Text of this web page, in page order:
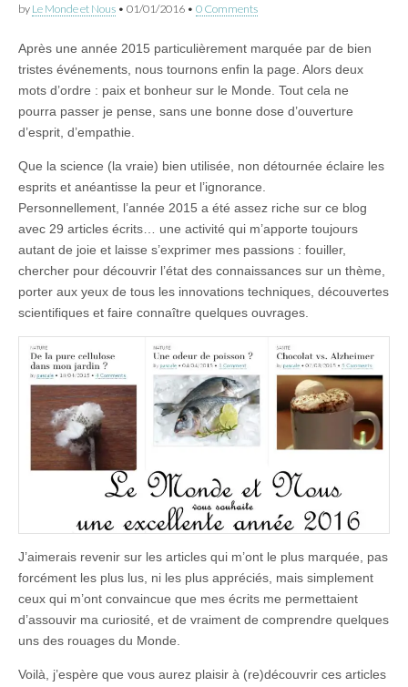
by Le Monde et Nous • 01/01/2016 • 0 Comments
Après une année 2015 particulièrement marquée par de bien
tristes événements, nous tournons enfin la page. Alors deux
mots d’ordre : paix et bonheur sur le Monde. Tout cela ne
pourra passer je pense, sans une bonne dose d’ouverture
d’esprit, d’empathie.
Que la science (la vraie) bien utilisée, non détournée éclaire les
esprits et anéantisse la peur et l’ignorance.
Personnellement, l’année 2015 a été assez riche sur ce blog
avec 29 articles écrits… une activité qui m’apporte toujours
autant de joie et laisse s’exprimer mes passions : fouiller,
chercher pour découvrir l’état des connaissances sur un thème,
porter aux yeux de tous les innovations techniques, découvertes
scientifiques et faire connaître quelques ouvrages.
J’aimerais revenir sur les articles qui m’ont le plus marquée, pas
forcément les plus lus, ni les plus appréciés, mais simplement
ceux qui m’ont convaincue que mes écrits me permettaient
d’assouvir ma curiosité, et de vraiment de comprendre quelques
uns des rouages du Monde.
Voilà, j’espère que vous aurez plaisir à (re)découvrir ces articles